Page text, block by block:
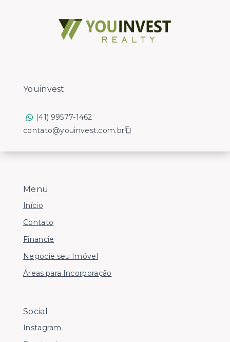
Menu
Início
Contato
Financie
Negocie seu Imóvel
Áreas para Incorporação
Social
Instagram
Youinvest
(41) 99577-1462
contato@youinvest.com.br